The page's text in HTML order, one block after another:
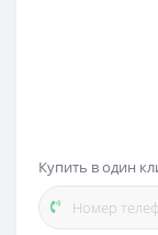
Купить в один